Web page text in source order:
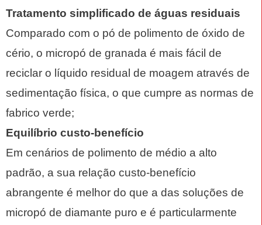
Tratamento simplificado de águas residuais
Comparado com o pó de polimento de óxido de
cério, o micropó de granada é mais fácil de
reciclar o líquido residual de moagem através de
sedimentação física, o que cumpre as normas de
fabrico verde;
Equilíbrio custo-benefício
Em cenários de polimento de médio a alto
padrão, a sua relação custo-benefício
abrangente é melhor do que a das soluções de
micropó de diamante puro e é particularmente